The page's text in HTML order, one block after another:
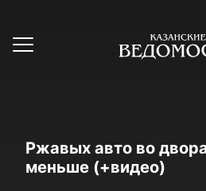
Ржавых авто во
меньше (+видео)